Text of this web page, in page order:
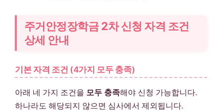
주거안정장학금 2차 신청 자격 조건
상세 안내
기본 자격 조건 (4가지 모두 충족)
아래 네 가지 조건을 모두 충족해야 신청 가능합니다.
하나라도 해당되지 않으면 심사에서 제외됩니다.